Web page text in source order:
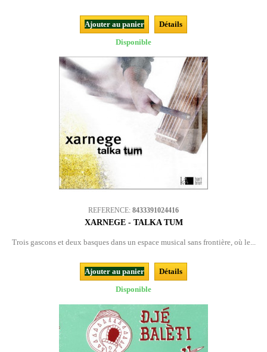
Ajouter au panier
Détails
Disponible
REFERENCE: 8433391024416
XARNEGE - TALKA TUM
Trois gascons et deux basques dans un espace musical sans frontière, où le...
Ajouter au panier
Détails
Disponible